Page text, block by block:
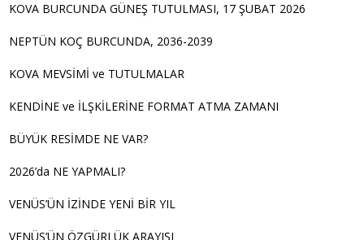
KOVA BURCUNDA GÜNEŞ TUTULMASI, 17 ŞUBAT 2026
NEPTÜN KOÇ BURCUNDA, 2036-2039
KOVA MEVSİMİ ve TUTULMALAR
KENDİNE ve İLŞKİLERİNE FORMAT ATMA ZAMANI
BÜYÜK RESİMDE NE VAR?
2026’da NE YAPMALI?
VENÜS’ÜN İZİNDE YENİ BİR YIL
VENÜS’ÜN ÖZGÜRLÜK ARAYIŞI